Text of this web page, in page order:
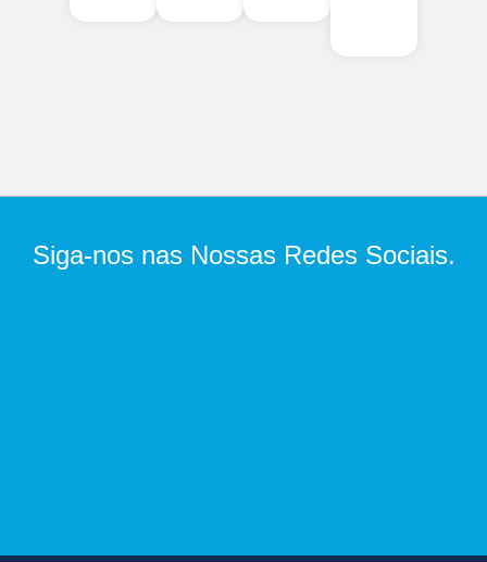
Siga-nos nas Nossas Redes Sociais.